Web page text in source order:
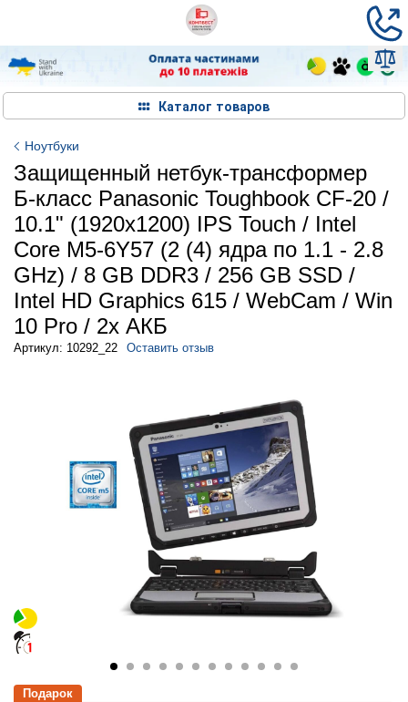
Каталог товаров
Ноутбуки
Защищенный нетбук-трансформер
Б-класс Panasonic Toughbook CF-20 /
10.1" (1920x1200) IPS Touch / Intel
Core M5-6Y57 (2 (4) ядра по 1.1 - 2.8
GHz) / 8 GB DDR3 / 256 GB SSD /
Intel HD Graphics 615 / WebCam / Win
10 Pro / 2x АКБ
Артикул: 10292_22 Оставить отзыв
Подарок